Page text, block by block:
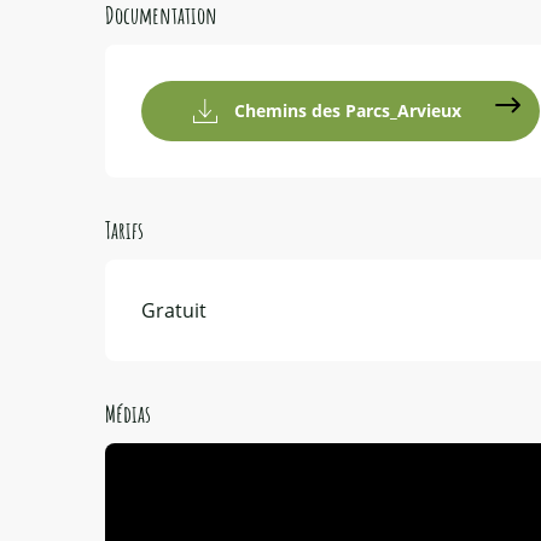
Documentation
Chemins des Parcs_Arvieux
Tarifs
Gratuit
Médias